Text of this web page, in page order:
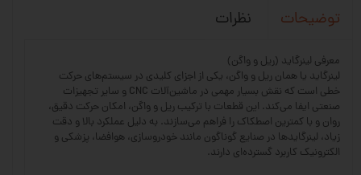
توضیحات نظرات
معرفی لینرگاید (ریل و واگن)
لینرگاید یا همان ریل و واگن، یکی از اجزای کلیدی در سیستم‌های حرکت
خطی است که نقش بسیار مهمی در ماشین‌آلات CNC و سایر تجهیزات
صنعتی ایفا می‌کند. این قطعات با ترکیب ریل و واگن، امکان حرکت دقیق،
روان و با کمترین اصطکاک را فراهم می‌سازند. به دلیل عملکرد بالا و دقت
زیاد، لینرگایدها در صنایع گوناگون مانند خودروسازی، هوافضا، پزشکی و
الکترونیک کاربرد گسترده‌ای دارند.